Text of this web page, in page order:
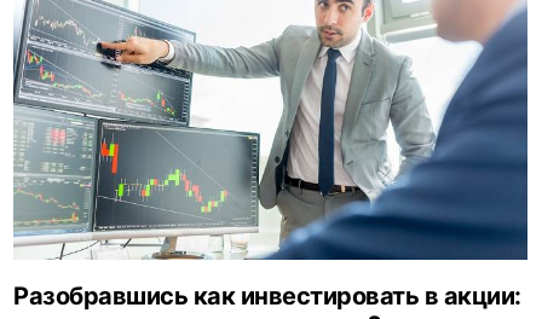
Разобравшись как инвестировать в акции: